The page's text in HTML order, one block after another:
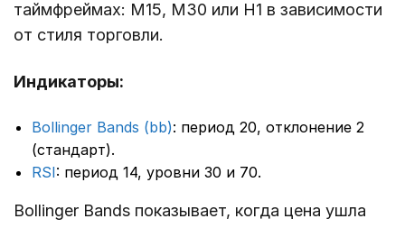
таймфреймах: M15, M30 или H1 в зависимости
от стиля торговли.
Индикаторы:
Bollinger Bands (bb): период 20, отклонение 2
(стандарт).
RSI: период 14, уровни 30 и 70.
Bollinger Bands показывает, когда цена ушла